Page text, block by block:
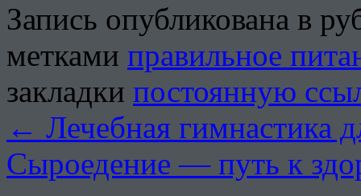
Запись опубликована в
метками правильное
закладки постоянную
← Лечебная гимнастика
Сыроедение — путь к